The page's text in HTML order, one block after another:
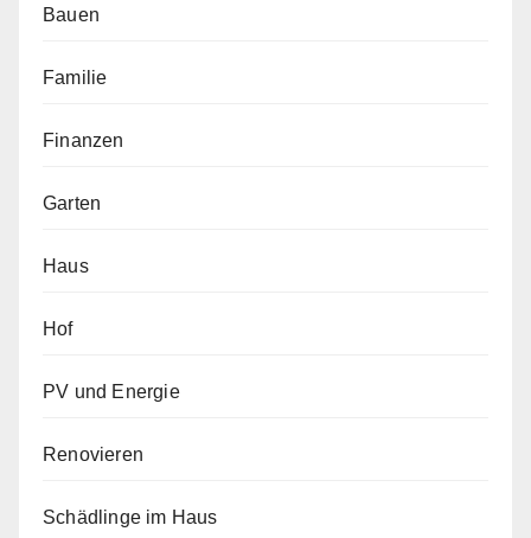
Bauen
Familie
Finanzen
Garten
Haus
Hof
PV und Energie
Renovieren
Schädlinge im Haus